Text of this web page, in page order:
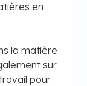
en
la matière
sur
pour